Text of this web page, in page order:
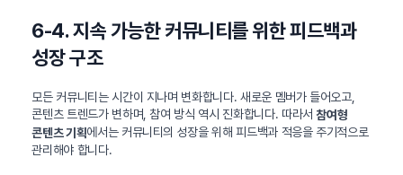
6-4. 지속 가능한 커뮤니티를 위한 피드백과
성장 구조
모든 커뮤니티는 시간이 지나며 변화합니다. 새로운 멤버가 들어오고,
콘텐츠 트렌드가 변하며, 참여 방식 역시 진화합니다. 따라서참여형
콘텐츠 기획에서는 커뮤니티의 성장을 위해 피드백과 적응을 주기적으로
관리해야 합니다.